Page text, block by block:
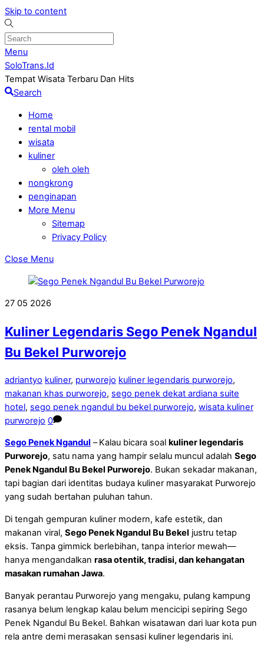
Skip to content
Menu
SoloTrans.Id
Tempat Wisata Terbaru Dan Hits
Search
Home
rental mobil
wisata
kuliner
oleh oleh
nongkrong
penginapan
More Menu
Sitemap
Privacy Policy
Close Menu
27 05 2026
Kuliner Legendaris Sego Penek Ngandul
Bu Bekel Purworejo
adriantyo kuliner, purworejo kuliner legendaris purworejo,
makanan khas purworejo, sego penek dekat ardiana suite
hotel, sego penek ngandul bu bekel purworejo, wisata kuliner
purworejo 0
Sego Penek Ngandul – Kalau bicara soal kuliner legendaris
Purworejo, satu nama yang hampir selalu muncul adalah Sego
Penek Ngandul Bu Bekel Purworejo. Bukan sekadar makanan,
tapi bagian dari identitas budaya kuliner masyarakat Purworejo
yang sudah bertahan puluhan tahun.
Di tengah gempuran kuliner modern, kafe estetik, dan
makanan viral, Sego Penek Ngandul Bu Bekel justru tetap
eksis. Tanpa gimmick berlebihan, tanpa interior mewah—
hanya mengandalkan rasa otentik, tradisi, dan kehangatan
masakan rumahan Jawa.
Banyak perantau Purworejo yang mengaku, pulang kampung
rasanya belum lengkap kalau belum mencicipi sepiring Sego
Penek Ngandul Bu Bekel. Bahkan wisatawan dari luar kota pun
rela antre demi merasakan sensasi kuliner legendaris ini.